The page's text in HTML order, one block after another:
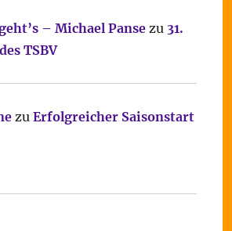
– Michael Pansezu 31.
TSBV
zu Erfolgreicher Saisonstart